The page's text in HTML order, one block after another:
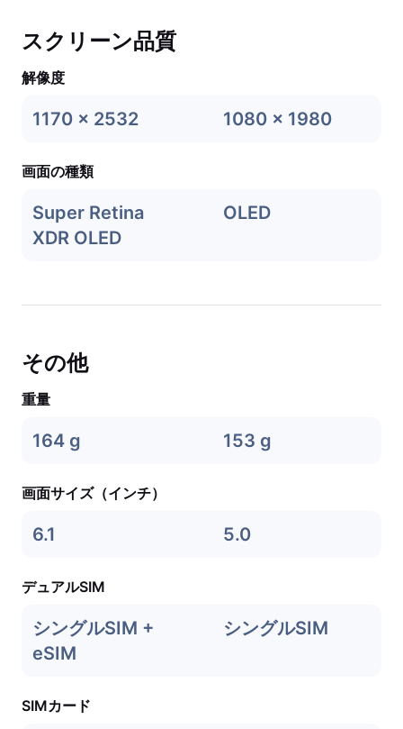
スクリーン品質
解像度
1170 x 2532 1080 x 1980
画面の種類
Super Retina
XDR OLED
OLED
その他
重量
164 g 153 g
画面サイズ（インチ）
6.1 5.0
デュアルSIM
シングルSIM +
eSIM
シングルSIM
SIMカード